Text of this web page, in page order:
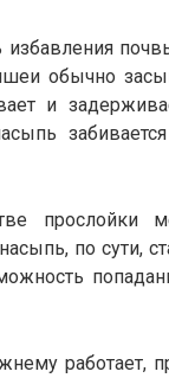
избавления
обычно
и
забивается
по сути,
работает,